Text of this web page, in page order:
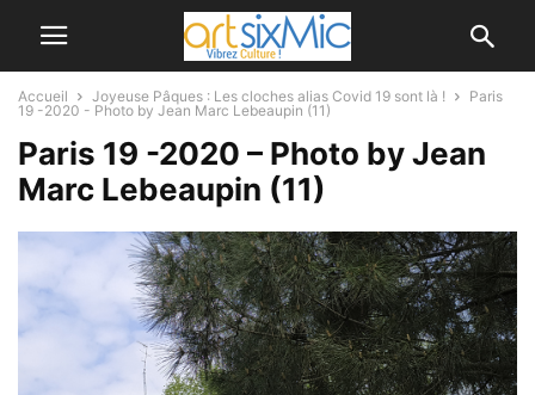
Accueil Joyeuse Pâques : Les cloches alias Covid 19 sont là !
Paris
19 -2020 - Photo by Jean Marc Lebeaupin (11)
Paris 19 -2020 – Photo by Jean
Marc Lebeaupin (11)